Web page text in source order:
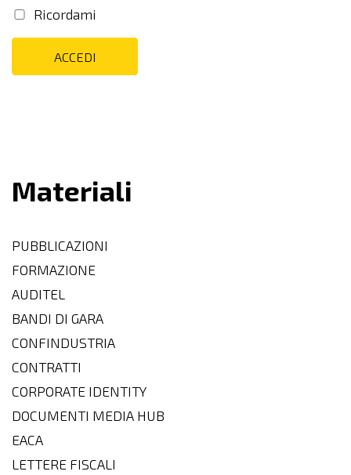
Ricordami
Materiali
PUBBLICAZIONI
FORMAZIONE
AUDITEL
BANDI DI GARA
CONFINDUSTRIA
CONTRATTI
CORPORATE IDENTITY
DOCUMENTI MEDIA HUB
EACA
LETTERE FISCALI